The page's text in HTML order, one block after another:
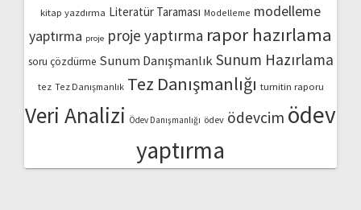
kitap yazdırma Literatür Taraması Modelleme modelleme
yaptırma proje proje yaptırma rapor hazırlama
soru çözdürme Sunum Danışmanlık Sunum Hazırlama
tez Tez Danışmanlık Tez Danışmanlığı turnitin raporu
Veri Analizi Ödev Danışmanlığı ödev ödevcim ödev
yaptırma